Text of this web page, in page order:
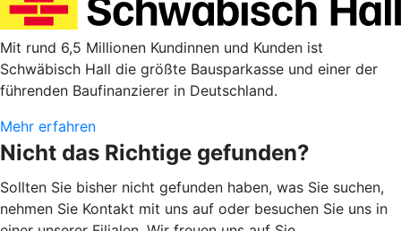
Mit rund 6,5 Millionen Kundinnen und Kunden ist
Schwäbisch Hall die größte Bausparkasse und einer der
führenden Baufinanzierer in Deutschland.
Mehr erfahren
Nicht das Richtige gefunden?
Sollten Sie bisher nicht gefunden haben, was Sie suchen,
nehmen Sie Kontakt mit uns auf oder besuchen Sie uns in